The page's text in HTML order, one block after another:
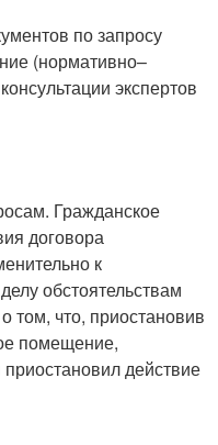
по запросу
(нормативно–
экспертов
Гражданское
договора
к
обстоятельствам
том, что, приостановив
помещение,
действие